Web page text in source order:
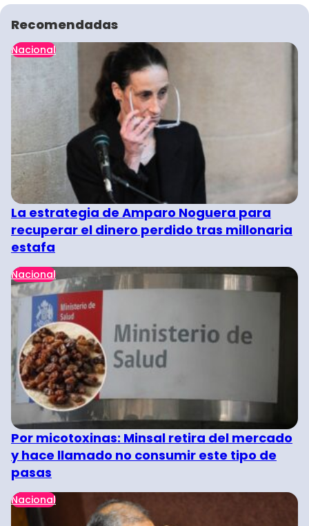
Recomendadas
Nacional
La estrategia de Amparo Noguera para
recuperar el dinero perdido tras millonaria
estafa
Nacional
Por micotoxinas: Minsal retira del mercado
y hace llamado no consumir este tipo de
pasas
Nacional